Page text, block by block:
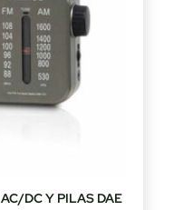
DC Y PILAS DAE